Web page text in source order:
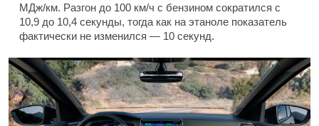
МДж/км. Разгон до 100 км/ч с бензином сократился с
10,9 до 10,4 секунды, тогда как на этаноле показатель
фактически не изменился — 10 секунд.